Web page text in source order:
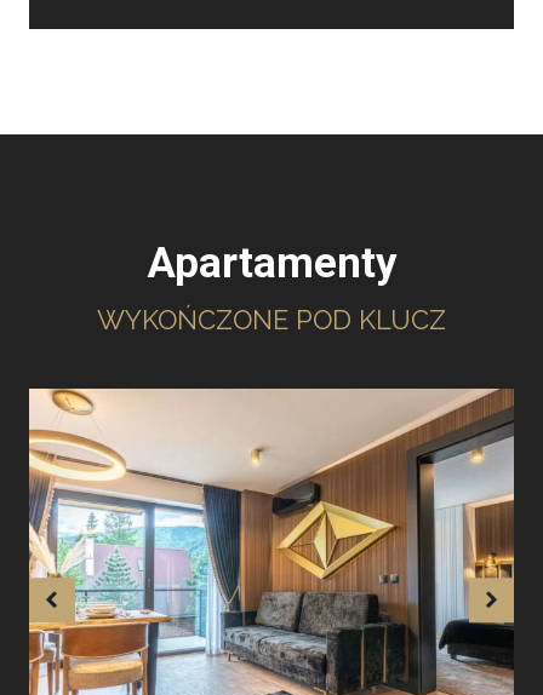
Apartamenty
WYKOŃCZONE POD KLUCZ